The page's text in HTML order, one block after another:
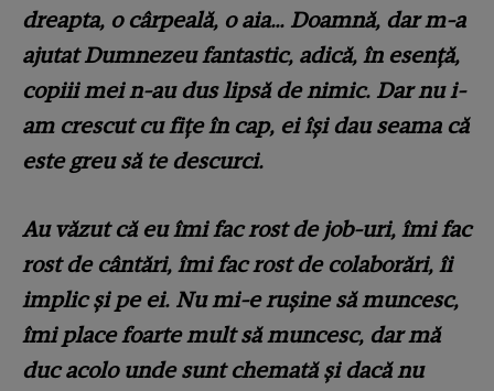
dreapta, o cârpeală, o aia… Doamnă, dar m-a
ajutat Dumnezeu fantastic, adică, în esență,
copiii mei n-au dus lipsă de nimic. Dar nu i-
am crescut cu fițe în cap, ei își dau seama că
este greu să te descurci.
Au văzut că eu îmi fac rost de job-uri, îmi fac
rost de cântări, îmi fac rost de colaborări, îi
implic și pe ei. Nu mi-e rușine să muncesc,
îmi place foarte mult să muncesc, dar mă
duc acolo unde sunt chemată și dacă nu